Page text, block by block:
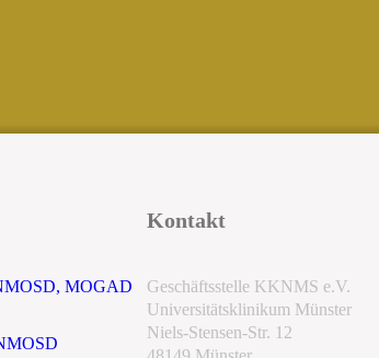
MOGAD
Kontakt
Geschäftsstelle KKNMS e.V.
Universitätsklinikum Münster
Niels-Stensen-Str. 12